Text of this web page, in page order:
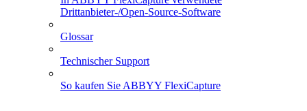
Drittanbieter-/Open-Source-Software
Glossar
Technischer Support
So kaufen Sie ABBYY FlexiCapture